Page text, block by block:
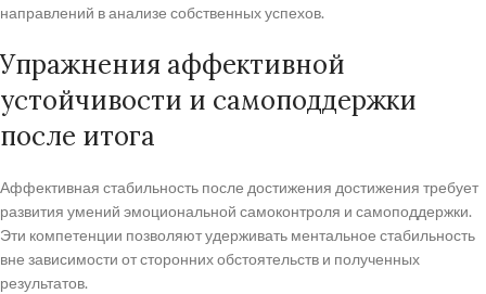
направлений в анализе собственных успехов.
Упражнения аффективной
устойчивости и самоподдержки
после итога
Аффективная стабильность после достижения достижения требует
развития умений эмоциональной самоконтроля и самоподдержки.
Эти компетенции позволяют удерживать ментальное стабильность
вне зависимости от сторонних обстоятельств и полученных
результатов.